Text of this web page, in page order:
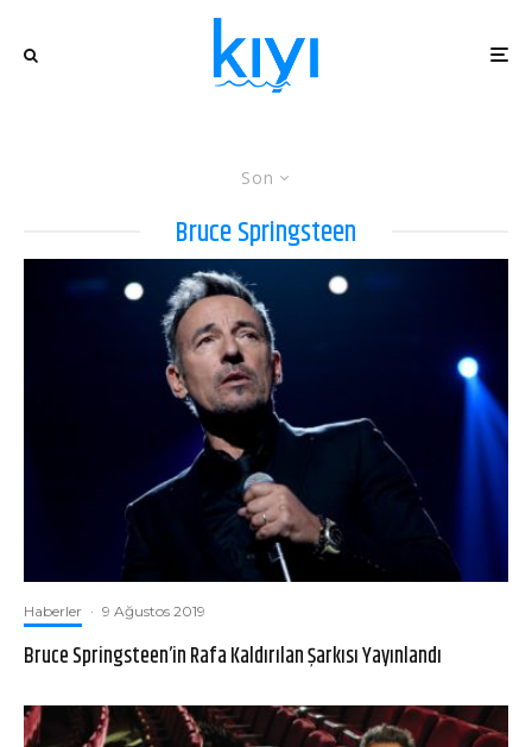
Son
Bruce Springsteen
Haberler · 9 Ağustos 2019
Bruce Springsteen’in Rafa Kaldırılan Şarkısı Yayınlandı